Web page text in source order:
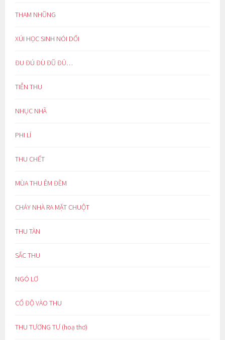
THAM NHŨNG
XÚI HỌC SINH NÓI DỐI
ĐU ĐÚ ĐÙ ĐŨ ĐỦ…
TIỄN THU
NHỤC NHÃ
PHI LÍ
THU CHẾT
MÙA THU ÊM ĐỀM
CHÁY NHÀ RA MẶT CHUỘT
THU TÀN
SẮC THU
NGÓ LƠ
CỔ ĐỘ VÀO THU
THU TƯƠNG TƯ (hoạ thơ)